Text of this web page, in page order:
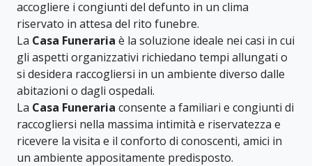
accogliere i congiunti del defunto in un clima
riservato in attesa del rito funebre.
La Casa Funeraria è la soluzione ideale nei casi in cui
gli aspetti organizzativi richiedano tempi allungati o
si desidera raccogliersi in un ambiente diverso dalle
abitazioni o dagli ospedali.
La Casa Funeraria consente a familiari e congiunti di
raccogliersi nella massima intimità e riservatezza e
ricevere la visita e il conforto di conoscenti, amici in
un ambiente appositamente predisposto.